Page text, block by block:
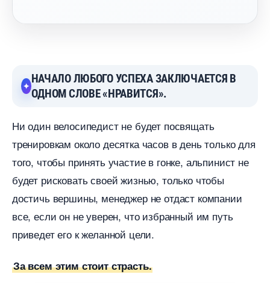
НАЧАЛО ЛЮБОГО УСПЕХА ЗАКЛЮЧАЕТСЯ
ОДНОМ СЛОВЕ «НРАВИТСЯ».
Ни один велосипедист не будет посвящать
тренировкам около десятка часов в день только для
того, чтобы принять участие в гонке, альпинист не
удет рисковать своей жизнью, только чтобы
достичь вершины, менеджер не отдаст компании
се, если он не уверен, что избранный им путь
приведет его к желанной цели.
За всем этим стоит страсть.